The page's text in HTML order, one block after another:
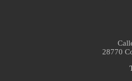
28770